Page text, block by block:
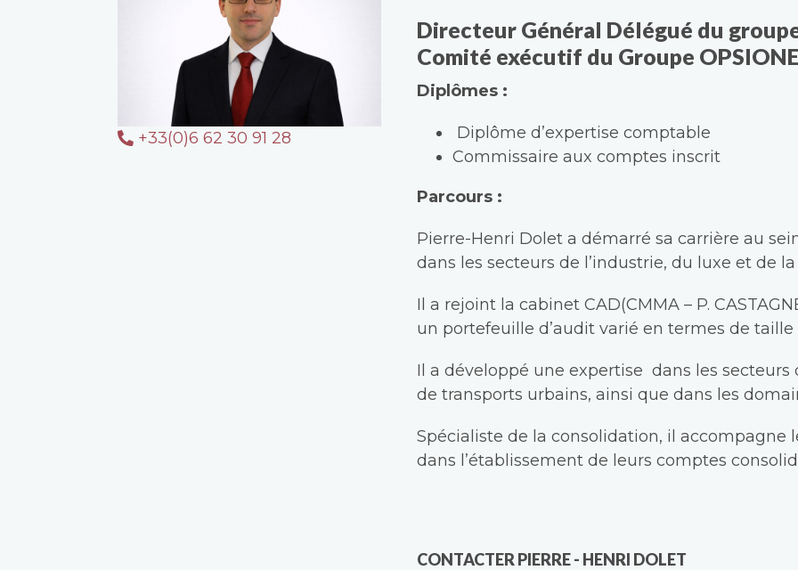
+33(0)6 62 30 91 28
Directeur Général Délégué du
Comité exécutif du Groupe OPSIONE
Diplômes :
Diplôme d’expertise comptable
Commissaire aux comptes inscrit
Parcours :
Pierre-Henri Dolet a démarré sa carrière au
dans les secteurs de l’industrie, du luxe et de
Il a rejoint la cabinet CAD(CMMA – P.
un portefeuille d’audit varié en termes de taille
Il a développé une expertise dans les
de transports urbains, ainsi que dans les
Spécialiste de la consolidation, il accompagne
dans l’établissement de leurs comptes
CONTACTER PIERRE - HENRI DOLET